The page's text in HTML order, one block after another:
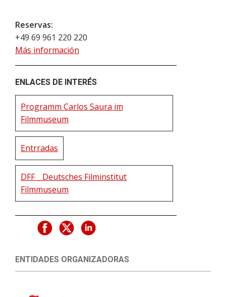
Reservas:
+49 69 961 220 220
Más información
ENLACES DE INTERÉS
Programm Carlos Saura im
Filmmuseum
Entrradas
DFF _ Deutsches Filminstitut
Filmmuseum
ENTIDADES ORGANIZADORAS